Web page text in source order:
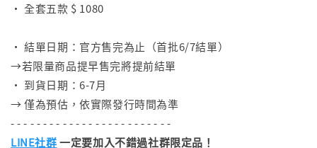
• 全套五款 $ 1080
• 結單日期：官方售完為止（首批6/7結單）
→若限量商品提早售完將提前結單
• 到貨日期：6-7月
→ 僅為預估，依實際發行時間為準
- - - - - - - - - - - - - - - - - - - - - - - - -
LINE社群一定要加入不錯過社群限定品！